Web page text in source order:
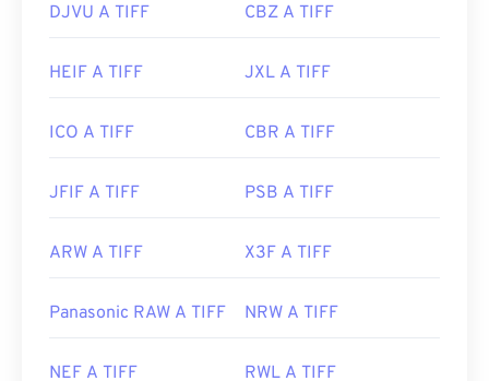
DJVU A TIFF CBZ A TIFF
HEIF A TIFF JXL A TIFF
ICO A TIFF CBR A TIFF
JFIF A TIFF PSB A TIFF
ARW A TIFF X3F A TIFF
Panasonic RAW A TIFF NRW A TIFF
NEF A TIFF RWL A TIFF